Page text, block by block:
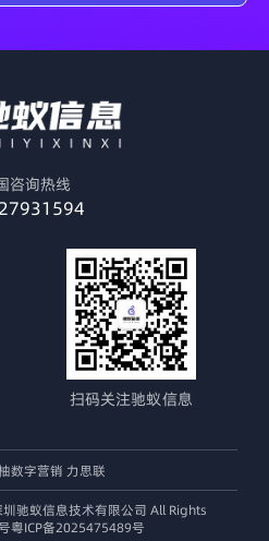
咨询热线
扫码关注驰蚁信息
数字营销 力思联
驰蚁信息技术有限公司 All Rights
粤ICP备2025475489号